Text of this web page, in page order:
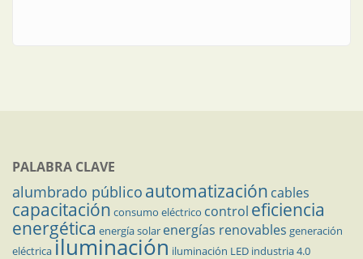
PALABRA CLAVE
alumbrado público automatización cables
capacitación consumo eléctrico control eficiencia
energética energía solar energías renovables generación
eléctricailuminación iluminación LED industria 4.0